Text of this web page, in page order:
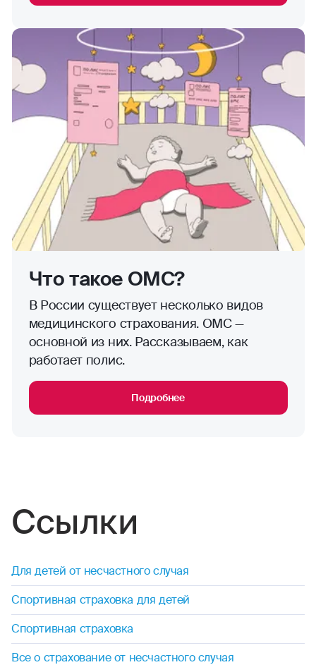
Что такое ОМС?
В России существует несколько видов
медицинского страхования. ОМС —
основной из них. Рассказываем, как
работает полис.
Подробнее
Ссылки
Для детей от несчастного случая
Спортивная страховка для детей
Спортивная страховка
Все о страхование от несчастного случая